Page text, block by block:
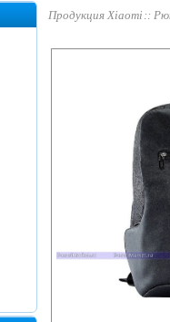
Продукция Xiaomi